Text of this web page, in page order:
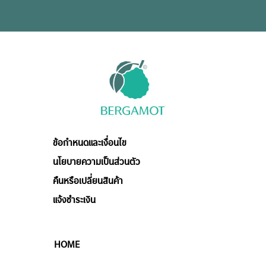
ข้อกำหนดและเงื่อนไข
นโยบายความเป็นส่วนตัว
คืนหรือเปลี่ยนสินค้า
แจ้งชำระเงิน
HOME